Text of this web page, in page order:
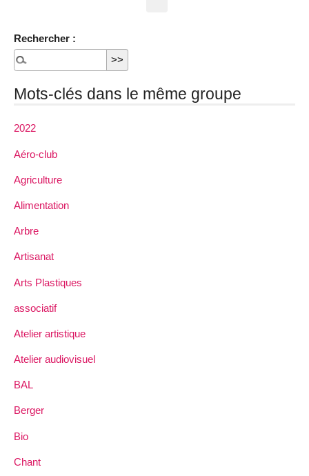
Rechercher :
Mots-clés dans le même groupe
2022
Aéro-club
Agriculture
Alimentation
Arbre
Artisanat
Arts Plastiques
associatif
Atelier artistique
Atelier audiovisuel
BAL
Berger
Bio
Chant